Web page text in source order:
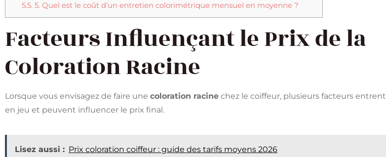
5.5.5. Quel est le coût d’un entretien colorimétrique mensuel en moyenne ?
Facteurs Influençant le Prix de la
Coloration Racine
Lorsque vous envisagez de faire une coloration racine chez le coiffeur, plusieurs facteurs entrent
en jeu et peuvent influencer le prix final.
Lisez aussi : Prix coloration coiffeur : guide des tarifs moyens 2026